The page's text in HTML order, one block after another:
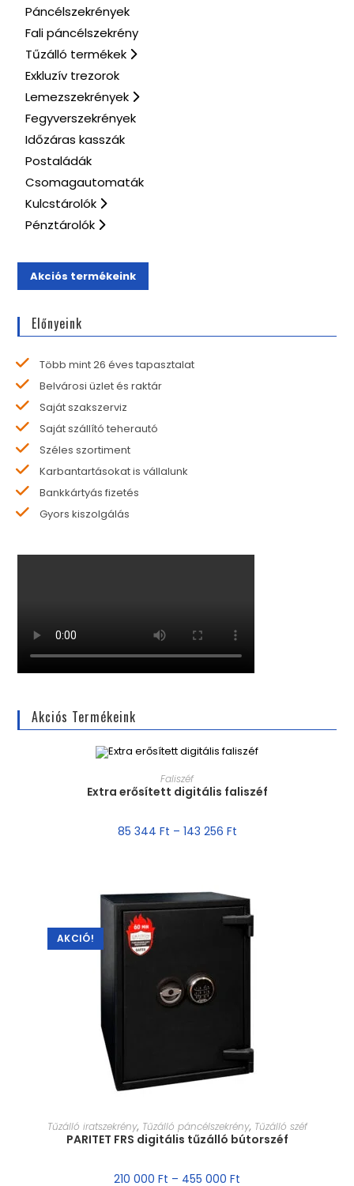
Páncélszekrények
Fali páncélszekrény
Tűzálló termékek
Exkluzív trezorok
Lemezszekrények
Fegyverszekrények
Időzáras kasszák
Postaládák
Csomagautomaták
Kulcstárolók
Pénztárolók
Akciós termékeink
Előnyeink
Több mint 26 éves tapasztalat
Belvárosi üzlet és raktár
Saját szakszerviz
Saját szállító teherautó
Széles szortiment
Karbantartásokat is vállalunk
Bankkártyás fizetés
Gyors kiszolgálás
Akciós Termékeink
MÉRET VÁLASZTÁSA
Faliszéf
Extra erősített digitális faliszéf
85 344 Ft – 143 256 Ft
AKCIÓ!
MÉRET VÁLASZTÁSA
Tűzálló iratszekrény, Tűzálló páncélszekrény, Tűzálló széf
PARITET FRS digitális tűzálló bútorszéf
210 000 Ft – 455 000 Ft